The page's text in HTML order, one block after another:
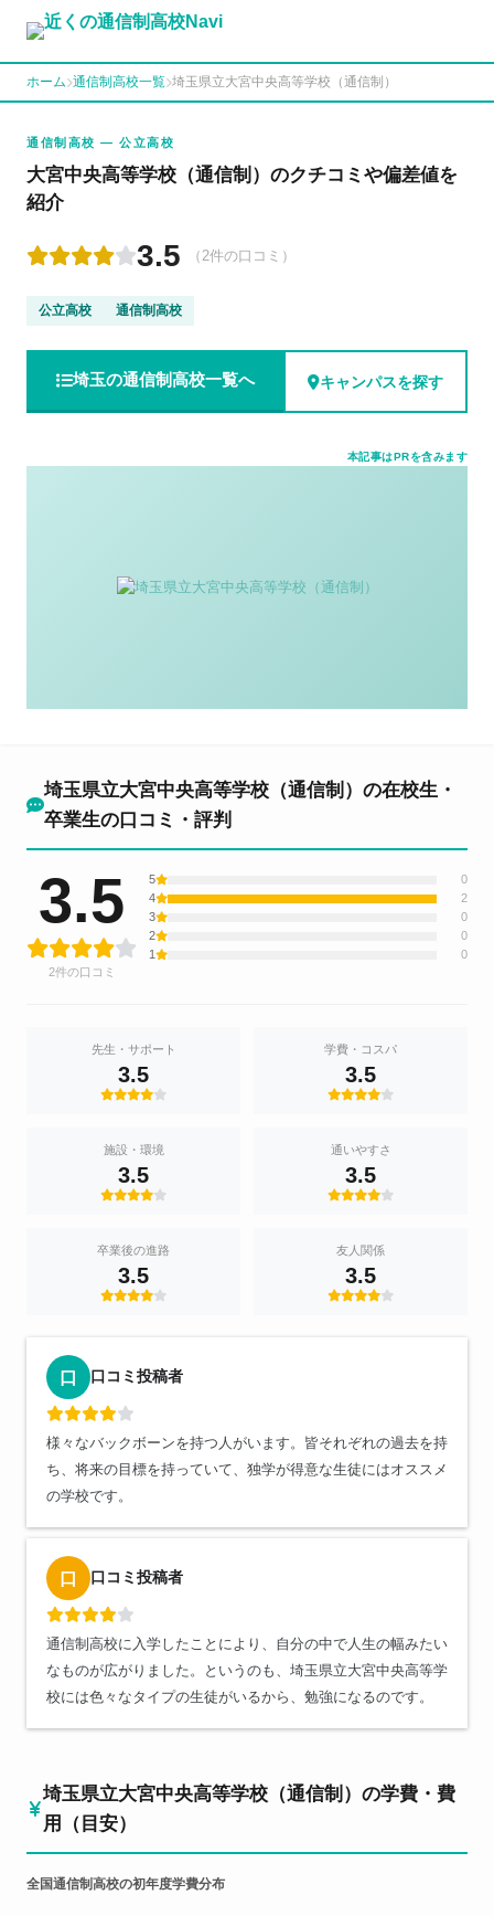
ホーム 通信制高校一覧 埼玉県立大宮中央高等学校（通信制）
通信制高校 — 公立高校
大宮中央高等学校（通信制）のクチコミや偏差値を
紹介
3.5 （2件の口コミ）
公立高校 通信制高校
埼玉の通信制高校一覧へ キャンパスを探す
本記事はPRを含みます
埼玉県立大宮中央高等学校（通信制）の在校生・
卒業生の口コミ・評判
3.5
2件の口コミ
5
0
4
2
3
0
2
0
1
0
先生・サポート
3.5
学費・コスパ
3.5
施設・環境
3.5
通いやすさ
3.5
卒業後の進路
3.5
友人関係
3.5
口 口コミ投稿者
様々なバックボーンを持つ人がいます。皆それぞれの過去を持
ち、将来の目標を持っていて、独学が得意な生徒にはオススメ
の学校です。
口 口コミ投稿者
通信制高校に入学したことにより、自分の中で人生の幅みたい
なものが広がりました。というのも、埼玉県立大宮中央高等学
校には色々なタイプの生徒がいるから、勉強になるのです。
埼玉県立大宮中央高等学校（通信制）の学費・費
用（目安）
全国通信制高校の初年度学費分布